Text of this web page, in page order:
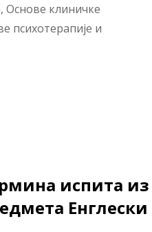
Основе клиничке
психотерапије и
испита из
Енглески